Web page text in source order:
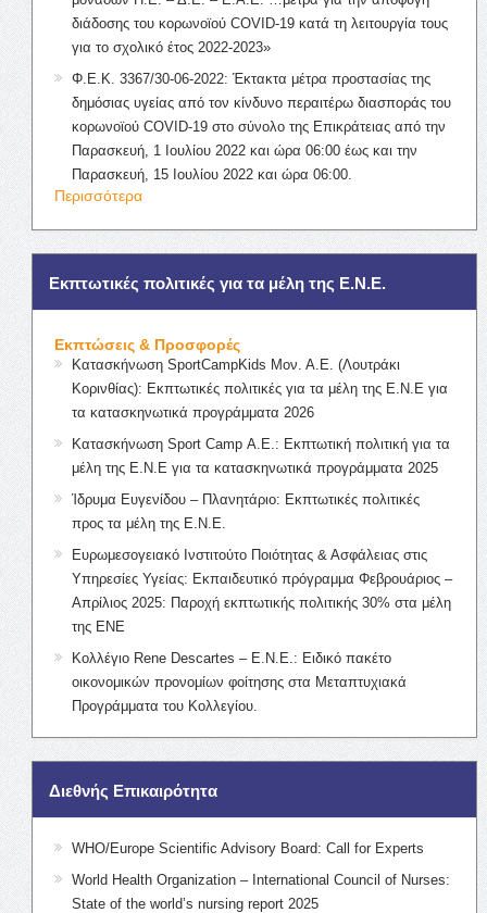
διάδοσης του κορωνοϊού COVID-19 κατά τη λειτουργία τους
για το σχολικό έτος 2022-2023»
Φ.Ε.Κ. 3367/30-06-2022: Έκτακτα μέτρα προστασίας της
δημόσιας υγείας από τον κίνδυνο περαιτέρω διασποράς του
κορωνοϊού COVID-19 στο σύνολο της Επικράτειας από την
Παρασκευή, 1 Ιουλίου 2022 και ώρα 06:00 έως και την
Παρασκευή, 15 Ιουλίου 2022 και ώρα 06:00.
Περισσότερα
Εκπτωτικές πολιτικές για τα μέλη της Ε.Ν.Ε.
Εκπτώσεις & Προσφορές
Κατασκήνωση SportCampKids Μον. Α.Ε. (Λουτράκι
Κορινθίας): Εκπτωτικές πολιτικές για τα μέλη της Ε.Ν.Ε για
τα κατασκηνωτικά προγράμματα 2026
Κατασκήνωση Sport Camp Α.Ε.: Εκπτωτική πολιτική για τα
μέλη της Ε.Ν.Ε για τα κατασκηνωτικά προγράμματα 2025
Ίδρυμα Ευγενίδου – Πλανητάριο: Εκπτωτικές πολιτικές
προς τα μέλη της Ε.Ν.Ε.
Ευρωμεσογειακό Ινστιτούτο Ποιότητας & Ασφάλειας στις
Υπηρεσίες Υγείας: Εκπαιδευτικό πρόγραμμα Φεβρουάριος –
Απρίλιος 2025: Παροχή εκπτωτικής πολιτικής 30% στα μέλη
της ΕΝΕ
Κολλέγιο Rene Descartes – Ε.Ν.Ε.: Ειδικό πακέτο
οικονομικών προνομίων φοίτησης στα Μεταπτυχιακά
Προγράμματα του Κολλεγίου.
Διεθνής Επικαιρότητα
WHO/Europe Scientific Advisory Board: Call for Experts
World Health Organization – International Council of Nurses:
State of the world’s nursing report 2025